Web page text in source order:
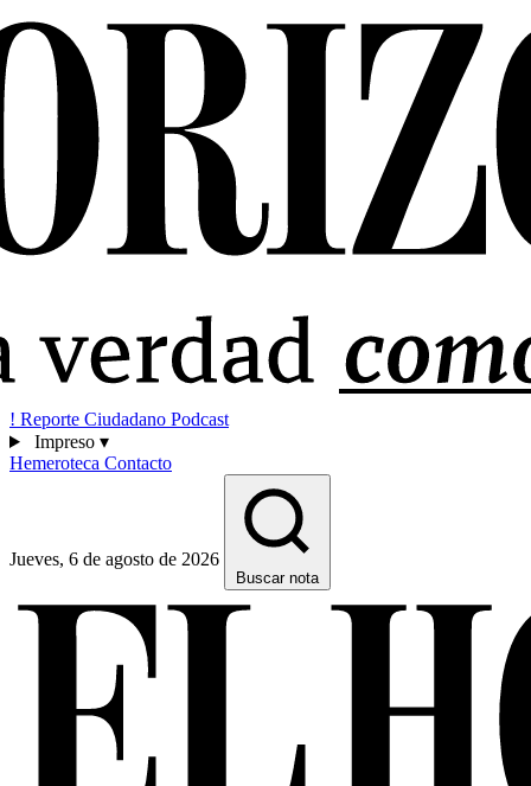
! Reporte Ciudadano Podcast
Impreso ▾
Hemeroteca Contacto
Jueves, 6 de agosto de 2026
Buscar nota